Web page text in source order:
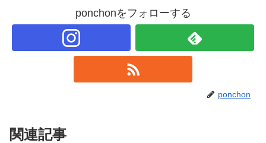
ponchonをフォローする
ponchon
関連記事